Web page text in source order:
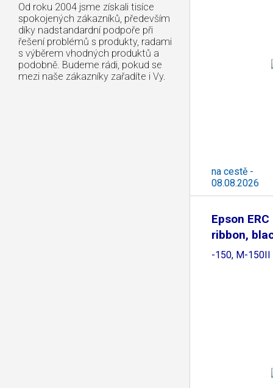
Od roku 2004 jsme získali tisíce
spokojených zákazníků, především
díky nadstandardní podpoře při
řešení problémů s produkty, radami
s výběrem vhodných produktů a
podobně. Budeme rádi, pokud se
mezi naše zákazníky zařadíte i Vy.
na cestě -
08.08.2026
Epson
ribbon,
-150, M-150II